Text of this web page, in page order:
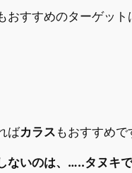
おすすめのターゲット
ばカラス もおすすめ
ないのは、…..タヌキ